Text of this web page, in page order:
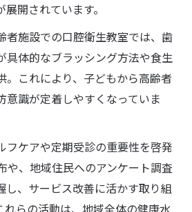
開されています。
者施設での口腔衛生教室では、歯
具体的なブラッシング方法や食生
。これにより、子どもから高齢者
意識が定着しやすくなっていま
フケアや定期受診の重要性を啓発
や、地域住民へのアンケート調査
し、サービス改善に活かす取り組